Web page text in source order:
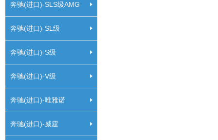
奔驰(进口)-SLS级AMG
奔驰(进口)-SL级
奔驰(进口)-S级
奔驰(进口)-V级
奔驰(进口)-唯雅诺
奔驰(进口)-威霆